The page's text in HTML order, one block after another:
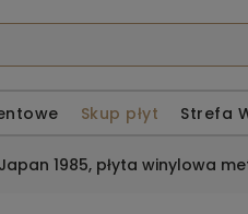
Skup płyt Strefa
1985, płyta winylowa